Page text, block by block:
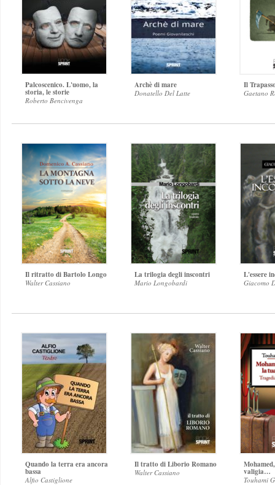
Palcoscenico. L'uomo, la
storia, le storie
Roberto Bencivenga
Archè di mare
Donatello Del Latte
Il
Gaetano
Il ritratto di Bartolo Longo
Walter Cassiano
La trilogia degli inscontri
Mario Longobardi
L'essere
Giacomo
Quando la terra era ancora
bassa
Alfio Castiglione
Il tratto di Liborio Romano
Walter Cassiano valigia…
Touhami